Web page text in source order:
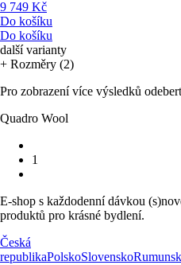
9 749 Kč
Do košíku
Do košíku
další varianty
+ Rozměry (2)
Pro zobrazení více výsledků
Quadro Wool
1
E-shop s každodenní dávkou
produktů pro krásné bydlení.
Česká
republikaPolskoSlovensko